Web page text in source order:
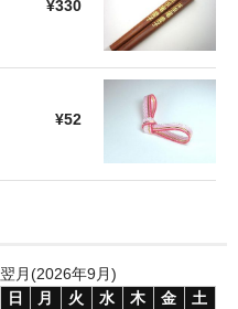
¥330
¥52
翌月(2026年9月)
日
月 火 水 木 金
土